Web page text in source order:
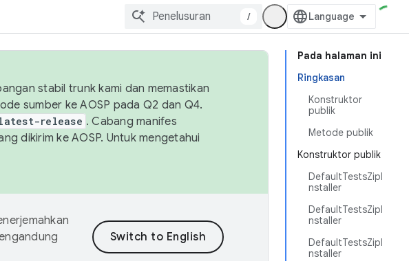
/
Pada halaman ini
Ringkasan
Konstruktor
publik
Metode publik
Konstruktor publik
DefaultTestsZipI
nstaller
DefaultTestsZipI
nstaller
DefaultTestsZipI
nstaller
stabil trunk kami dan memastikan
sumber ke AOSP pada Q2 dan Q4.
release . Cabang manifes
dikirim ke AOSP. Untuk mengetahui